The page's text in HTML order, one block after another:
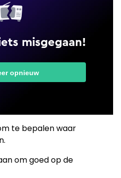
te bepalen waar
om goed op de